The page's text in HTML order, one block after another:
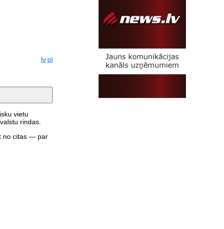
lv pl
vietu
rindas.
no citas — par